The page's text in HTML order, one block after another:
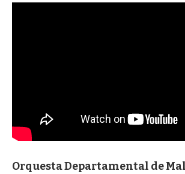
Orquesta Departamental de